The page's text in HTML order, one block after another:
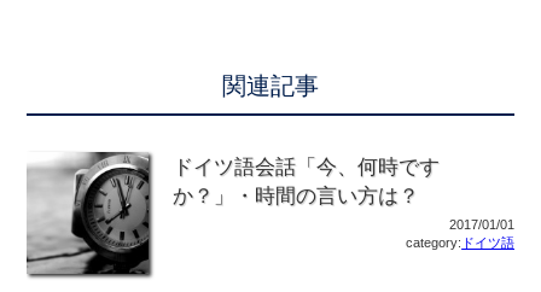
関連記事
ドイツ語会話「今、何時です
か？」・時間の言い方は？
2017/01/01
category: ドイツ語